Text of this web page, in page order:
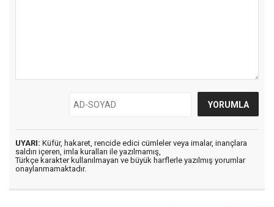
UYARI: Küfür, hakaret, rencide edici cümleler veya imalar, inançlara
saldırı içeren, imla kuralları ile yazılmamış,
Türkçe karakter kullanılmayan ve büyük harflerle yazılmış yorumlar
onaylanmamaktadır.